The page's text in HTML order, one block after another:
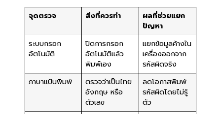
จุดตรวจ สิ่งที่ควรทำ
ผลที่ช่วยแยก
ปัญหา
ระบบกรอก
อัตโนมัติ
ปิดการกรอก
อัตโนมัติแล้ว
พิมพ์เอง
แยกข้อมูลค้างใน
เครื่องออกจาก
รหัสผิดจริง
ภาษาแป้นพิมพ์
ตรวจว่าเป็นไทย
อังกฤษ หรือ
ตัวเลข
ลดโอกาสพิมพ์
รหัสผิดโดยไม่รู้
ตัว